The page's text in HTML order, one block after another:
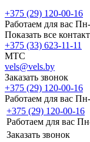
+375 (29) 120-00-16
Работаем для вас
Показать все
+375 (33) 623-11-11
MTC
vels@vels.by
Заказать звонок
+375 (29) 120-00-16
Работаем для вас
+375 (29) 120-00-16
Работаем для вас
Заказать звонок